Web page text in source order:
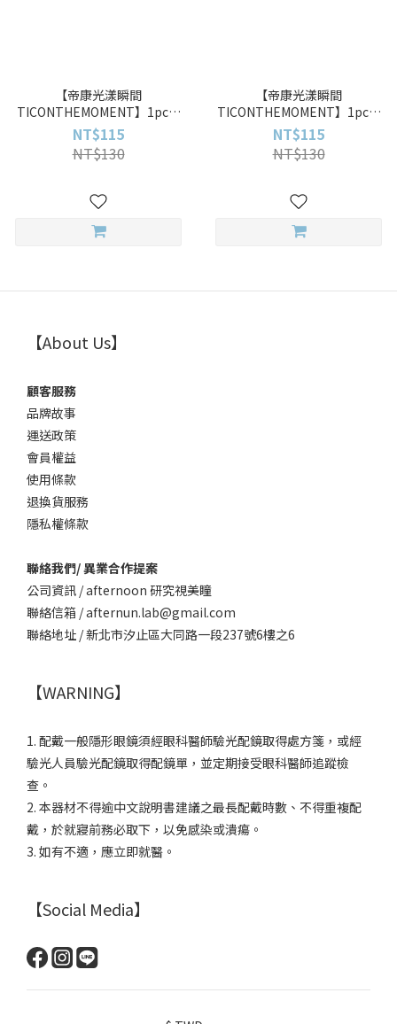
【帝康光漾瞬間
TICONTHEMOMENT】1pc星
落光棕 Falling Star(一片裝)彩
色月拋
NT$115
NT$130
【帝康光漾瞬間
TICONTHEMOMENT】1pc黑
洞冷灰 Black Hole(一片裝)彩色
月拋
NT$115
NT$130
【About Us】
顧客服務
品牌故事
運送政策
會員權益
使用條款
退換貨服務
隱私權條款
聯絡我們/ 異業合作提案
公司資訊 / afternoon 研究視美瞳
聯絡信箱 / afternun.lab@gmail.com
聯絡地址 / 新北市汐止區大同路一段237號6樓之6
【WARNING】
1. 配戴一般隱形眼鏡須經眼科醫師驗光配鏡取得處方箋，或經
驗光人員驗光配鏡取得配鏡單，並定期接受眼科醫師追蹤檢
查。
2. 本器材不得逾中文說明書建議之最長配戴時數、不得重複配
戴，於就寢前務必取下，以免感染或潰瘍。
3. 如有不適，應立即就醫。
【Social Media】